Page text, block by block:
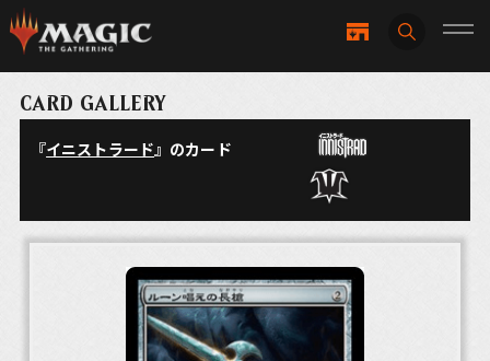
CARD GALLERY
『イニストラード』のカード